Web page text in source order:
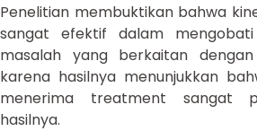
Penelitian membuktikan bahwa
sangat efektif dalam
masalah yang berkaitan
karena hasilnya menunjukkan
menerima treatment sangat
hasilnya.